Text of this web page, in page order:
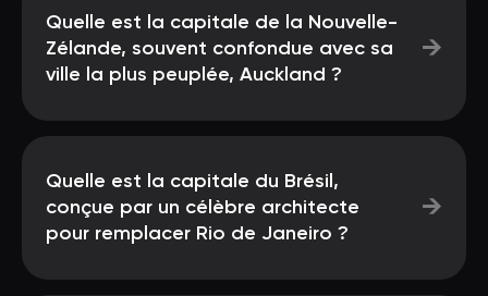
Quelle est la capitale de la Nouvelle-
Zélande, souvent confondue avec sa
ville la plus peuplée, Auckland ?
→
Quelle est la capitale du Brésil,
conçue par un célèbre architecte
pour remplacer Rio de Janeiro ?
→